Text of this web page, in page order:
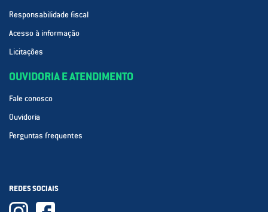
Responsabilidade fiscal
Acesso à informação
Licitações
OUVIDORIA E ATENDIMENTO
Fale conosco
Ouvidoria
Perguntas frequentes
REDES SOCIAIS